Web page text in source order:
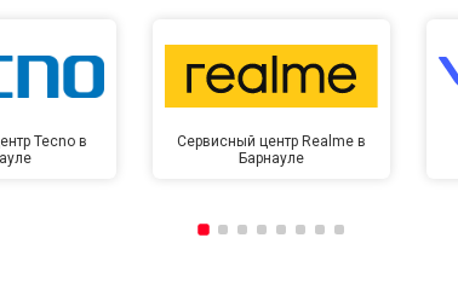
Tecno в
Сервисный центр Realme в
Барнауле